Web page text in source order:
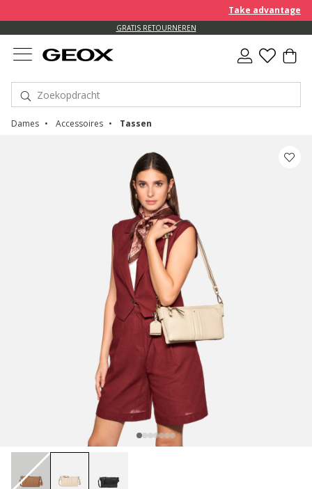
Take advantage of
GRATIS RETOURNEREN
Dames Accessoires Tassen